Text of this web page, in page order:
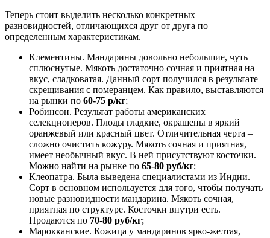
Теперь стоит выделить несколько конкретных
разновидностей, отличающихся друг от друга по
определенным характеристикам.
Клементины. Мандарины довольно небольшие, чуть
сплюснутые. Мякоть достаточно сочная и приятная на
вкус, сладковатая. Данный сорт получился в результате
скрещивания с померанцем. Как правило, выставляются
на рынки по 60-75 р/кг;
Робинсон. Результат работы американских
селекционеров. Плоды гладкие, окрашены в яркий
оранжевый или красный цвет. Отличительная черта –
сложно очистить кожуру. Мякоть сочная и приятная,
имеет необычный вкус. В ней присутствуют косточки.
Можно найти на рынке по 65-80 руб/кг;
Клеопатра. Была выведена специалистами из Индии.
Сорт в основном используется для того, чтобы получать
новые разновидности мандарина. Мякоть сочная,
приятная по структуре. Косточки внутри есть.
Продаются по 70-80 руб/кг;
Марокканские. Кожица у мандаринов ярко-желтая,